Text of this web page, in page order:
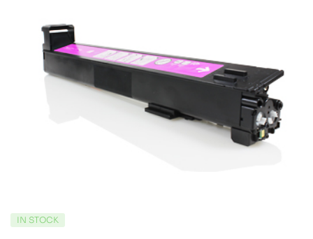
IN STOCK